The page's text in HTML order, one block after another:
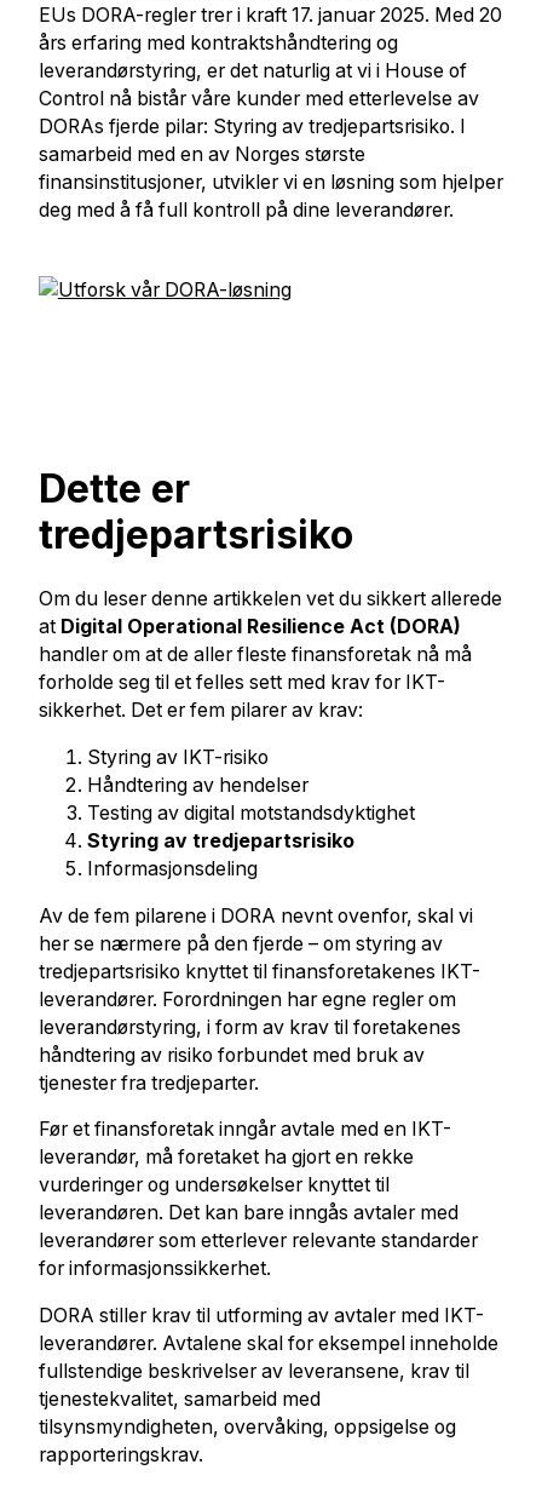
EUs DORA-regler trer i kraft 17. januar 2025. Med 20
års erfaring med kontraktshåndtering og
leverandørstyring, er det naturlig at vi i House of
Control nå bistår våre kunder med etterlevelse av
DORAs fjerde pilar: Styring av tredjepartsrisiko. I
samarbeid med en av Norges største
finansinstitusjoner, utvikler vi en løsning som hjelper
deg med å få full kontroll på dine leverandører.
Dette er
tredjepartsrisiko
Om du leser denne artikkelen vet du sikkert allerede
at Digital Operational Resilience Act (DORA)
handler om at de aller fleste finansforetak nå må
forholde seg til et felles sett med krav for IKT-
sikkerhet. Det er fem pilarer av krav:
Styring av IKT-risiko
Håndtering av hendelser
Testing av digital motstandsdyktighet
Styring av tredjepartsrisiko
Informasjonsdeling
Av de fem pilarene i DORA nevnt ovenfor, skal vi
her se nærmere på den fjerde – om styring av
tredjepartsrisiko knyttet til finansforetakenes IKT-
leverandører. Forordningen har egne regler om
leverandørstyring, i form av krav til foretakenes
håndtering av risiko forbundet med bruk av
tjenester fra tredjeparter.
Før et finansforetak inngår avtale med en IKT-
leverandør, må foretaket ha gjort en rekke
vurderinger og undersøkelser knyttet til
leverandøren. Det kan bare inngås avtaler med
leverandører som etterlever relevante standarder
for informasjonssikkerhet.
DORA stiller krav til utforming av avtaler med IKT-
leverandører. Avtalene skal for eksempel inneholde
fullstendige beskrivelser av leveransene, krav til
tjenestekvalitet, samarbeid med
tilsynsmyndigheten, overvåking, oppsigelse og
rapporteringskrav.